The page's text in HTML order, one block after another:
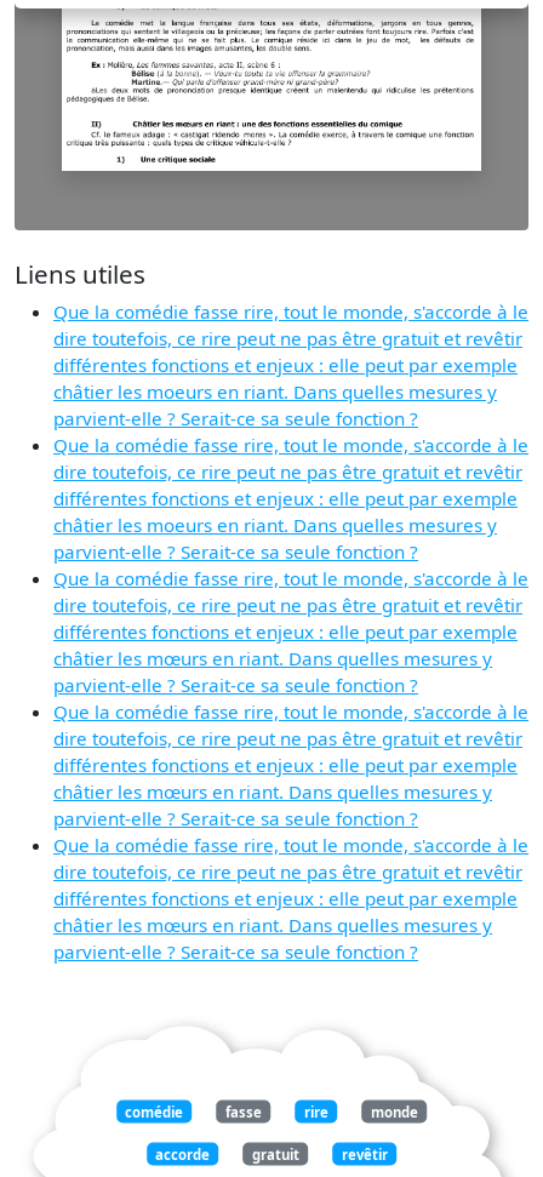
Liens utiles
Que la comédie fasse rire, tout le monde, s'accorde à le
dire toutefois, ce rire peut ne pas être gratuit et revêtir
différentes fonctions et enjeux : elle peut par exemple
châtier les moeurs en riant. Dans quelles mesures y
parvient-elle ? Serait-ce sa seule fonction ?
Que la comédie fasse rire, tout le monde, s'accorde à le
dire toutefois, ce rire peut ne pas être gratuit et revêtir
différentes fonctions et enjeux : elle peut par exemple
châtier les moeurs en riant. Dans quelles mesures y
parvient-elle ? Serait-ce sa seule fonction ?
Que la comédie fasse rire, tout le monde, s'accorde à le
dire toutefois, ce rire peut ne pas être gratuit et revêtir
différentes fonctions et enjeux : elle peut par exemple
châtier les mœurs en riant. Dans quelles mesures y
parvient-elle ? Serait-ce sa seule fonction ?
Que la comédie fasse rire, tout le monde, s'accorde à le
dire toutefois, ce rire peut ne pas être gratuit et revêtir
différentes fonctions et enjeux : elle peut par exemple
châtier les mœurs en riant. Dans quelles mesures y
parvient-elle ? Serait-ce sa seule fonction ?
Que la comédie fasse rire, tout le monde, s'accorde à le
dire toutefois, ce rire peut ne pas être gratuit et revêtir
différentes fonctions et enjeux : elle peut par exemple
châtier les mœurs en riant. Dans quelles mesures y
parvient-elle ? Serait-ce sa seule fonction ?
comédie fasse rire monde
accorde gratuit revêtir